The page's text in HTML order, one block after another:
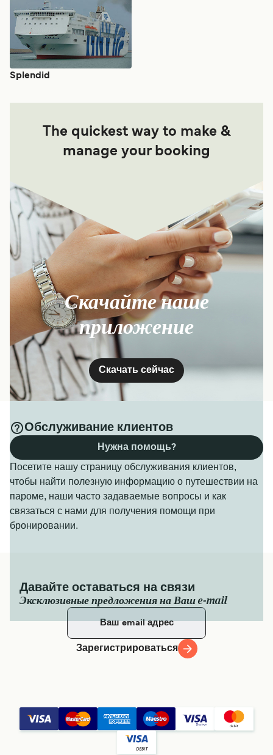
Splendid
The quickest way to make &
manage your booking
Скачайте наше
приложение
Скачать сейчас
Обслуживание клиентов
Посетите нашу страницу обслуживания клиентов,
чтобы найти полезную информацию о путешествии на
пароме, наши часто задаваемые вопросы и как
связаться с нами для получения помощи при
бронировании.
Нужна помощь?
Давайте оставаться на связи
Эксклюзивные предложения на Ваш e-mail
Зарегистрироваться